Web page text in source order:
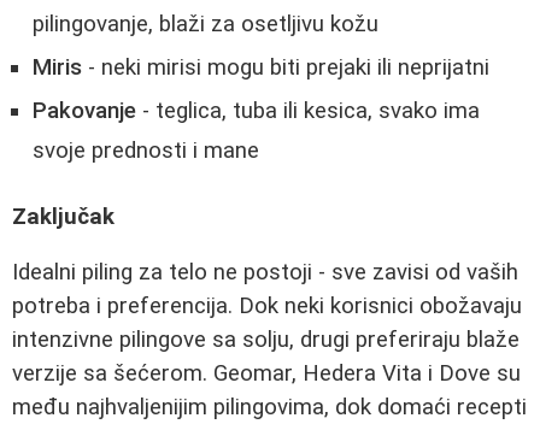
pilingovanje, blaži za osetljivu kožu
Miris - neki mirisi mogu biti prejaki ili neprijatni
Pakovanje - teglica, tuba ili kesica, svako ima
svoje prednosti i mane
Zaključak
Idealni piling za telo ne postoji - sve zavisi od vaših
potreba i preferencija. Dok neki korisnici obožavaju
intenzivne pilingove sa solju, drugi preferiraju blaže
verzije sa šećerom. Geomar, Hedera Vita i Dove su
među najhvaljenijim pilingovima, dok domaći recepti